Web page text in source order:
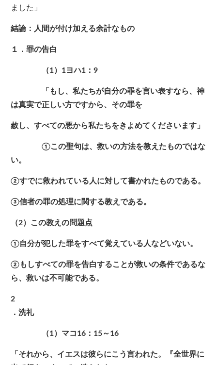
ました」
結論：人間が付け加える余計なもの
１．罪の告白
（1）1ヨハ1：9
「もし、私たちが自分の罪を言い表すなら、神
は真実で正しい方ですから、その罪を
赦し、すべての悪から私たちをきよめてくださいます」
①この聖句は、救いの方法を教えたものではな
い。
②すでに救われている人に対して書かれたものである。
③信者の罪の処理に関する教えである。
（2）この教えの問題点
①自分が犯した罪をすべて覚えている人などいない。
②もしすべての罪を告白することが救いの条件であるな
ら、救いは不可能である。
2
．洗礼
（1）マコ16：15～16
「それから、イエスは彼らにこう言われた。『全世界に